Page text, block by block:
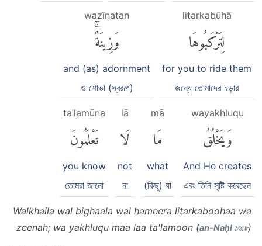
litarkabūhā
لِتَرْكَبُوهَا
for you to ride them
জন্যে তোমাদের চড়ার
wazīnatan
وَزِينَةًۚ
and (as) adornment
ও শোভা (স্বরূপ)
wayakhluqu
وَيَخْلُقُ
And He creates
এবং তিনি সৃষ্টি করেছেন
mā
مَا
what
(কিছু) যা
lā
لَا
not
না
taʿlamūna
تَعْلَمُونَ
you know
তোমরা জানো
Walkhaila wal bighaala wal hameera litarkaboohaa wa
zeenah; wa yakhluqu maa laa ta'lamoon (an-Naḥl ১৬:৮)